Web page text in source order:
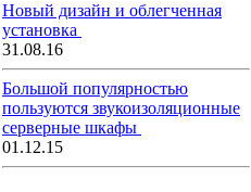
Новый дизайн и облегченная
установка
31.08.16
Большой популярностью
пользуются звукоизоляционные
серверные шкафы
01.12.15